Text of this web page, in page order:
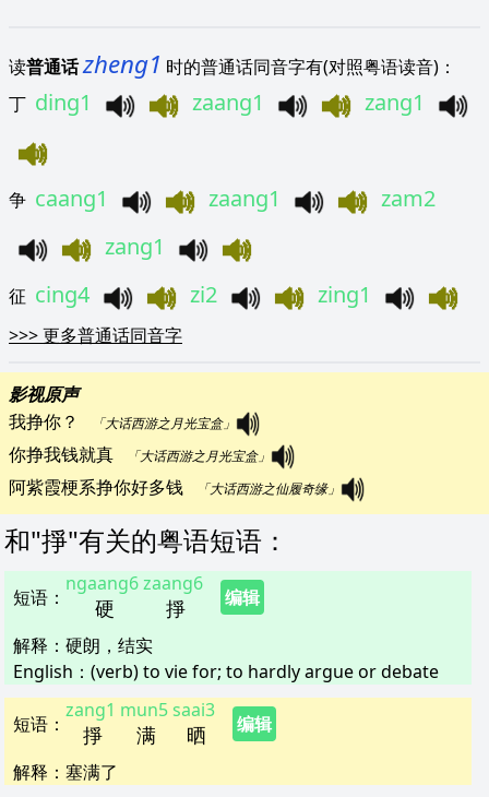
读普通话zheng1 时的普通话同音字有(对照粤语读音)：
丁 ding1 zaang1 zang1
争 caang1 zaang1
zam2
zang1
征 cing4 zi2 zing1
>>>更多普通话同音字
影视原声
我挣你？
「大话西游之月光宝盒」
你挣我钱就真 「大话西游之月光宝盒」
阿紫霞梗系挣你好多钱 「大话西游之仙履奇缘」
和"掙"有关的粤语短语 ：
短语 ： 硬
ngaang6
掙
zaang6
编辑
解释 ： 硬朗，结实
English： (verb) to vie for; to hardly argue or debate
短语 ： 掙
zang1
满
mun5
晒
saai3
编辑
解释 ： 塞满了